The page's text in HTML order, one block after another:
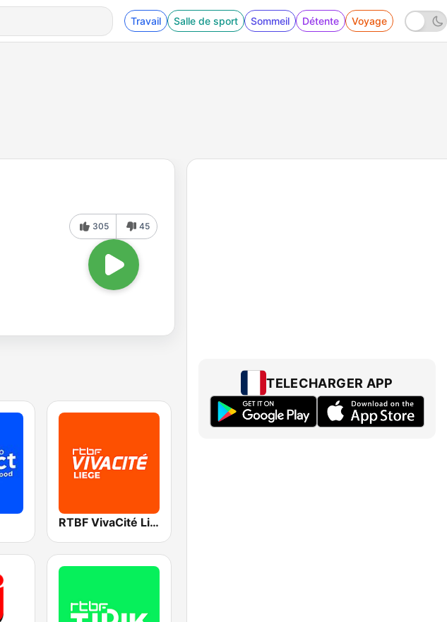
Travail Salle de sport Sommeil Détente Voyage
305 45
RTBF VivaCité Liège
TELECHARGER APP